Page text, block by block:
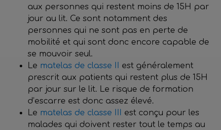
aux personnes qui restent moins de 15H par
jour au lit. Ce sont notamment des
personnes qui ne sont pas en perte de
mobilité et qui sont donc encore capable de
se mouvoir seul.
Le matelas de classe II est généralement
prescrit aux patients qui restent plus de 15H
par jour sur le lit. Le risque de formation
d’escarre est donc assez élevé.
Le matelas de classe III
est conçu pour les
malades qui doivent rester tout le temps au